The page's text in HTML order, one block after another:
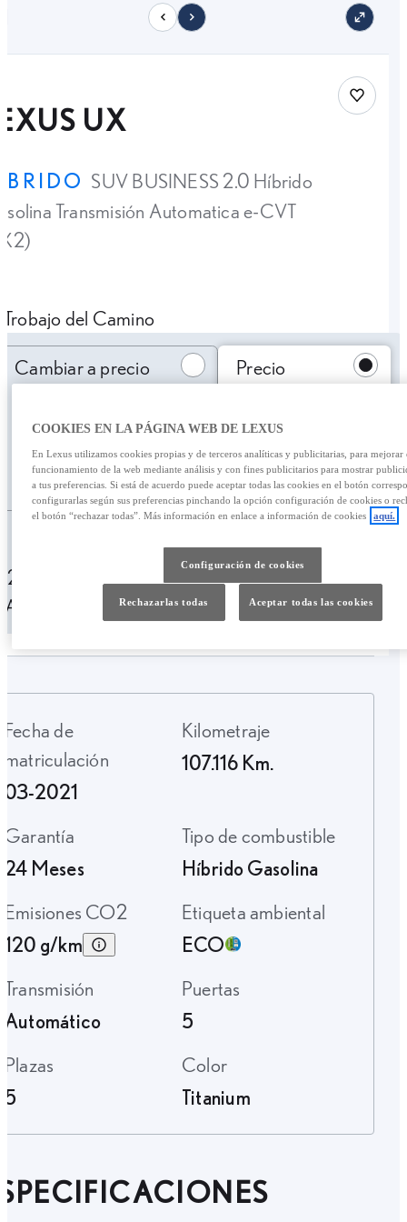
UX
SUV BUSINESS 2.0 Híbrido
Transmisión Automatica e-CVT
Save car
Trobajo del Camino
Cambiar a precio
25.500,00 €
Precio
420,51 €
/mes
€ /mes
49 mesesEntrada: 5200,00 €
10,14%
Última cuota: 6576,57 €
Fecha de
matriculación
03-2021
Kilometraje
107.116 Km.
Garantía
24 Meses
Tipo de combustible
Híbrido Gasolina
Emisiones CO2
120 g/km
Etiqueta ambiental
ECO
Transmisión
Automático
Puertas
5
Plazas
5
Color
Titanium
COOKIES EN LA PÁGINA WEB DE LEXUS
En Lexus utilizamos cookies propias y de terceros analíticas y publicitarias, para mejorar
funcionamiento de la web mediante análisis y con fines publicitarios para mostrar
a tus preferencias. Si está de acuerdo puede aceptar todas las cookies en el botón
configurarlas según sus preferencias pinchando la opción configuración de cookies o
el botón “rechazar todas”. Más información en enlace a información de cookies
aquí.
Configuración de cookies
Rechazarlas todas Aceptar todas las cookies